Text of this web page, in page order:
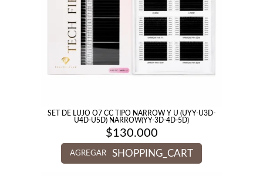
SET DE LUJO O7 CC TIPO NARROW Y U (UYY-U3D-
U4D-U5D) NARROW(YY-3D-4D-5D)
$130.000
AGREGAR SHOPPING_CART